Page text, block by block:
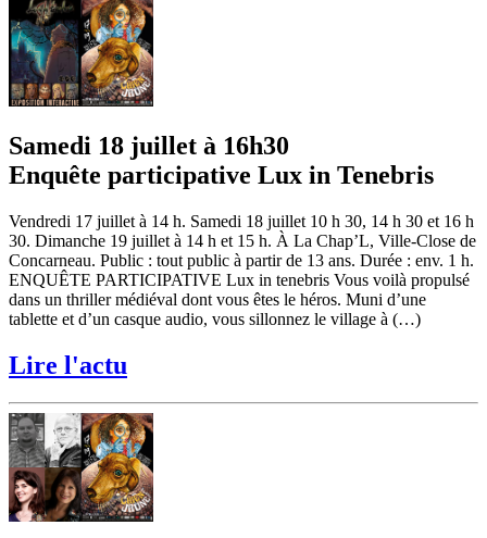
Samedi 18 juillet à 16h30
Enquête participative Lux in Tenebris
Vendredi 17 juillet à 14 h. Samedi 18 juillet 10 h 30, 14 h 30 et 16 h
30. Dimanche 19 juillet à 14 h et 15 h. À La Chap’L, Ville-Close de
Concarneau. Public : tout public à partir de 13 ans. Durée : env. 1 h.
ENQUÊTE PARTICIPATIVE Lux in tenebris Vous voilà propulsé
dans un thriller médiéval dont vous êtes le héros. Muni d’une
tablette et d’un casque audio, vous sillonnez le village à (…)
Lire l'actu